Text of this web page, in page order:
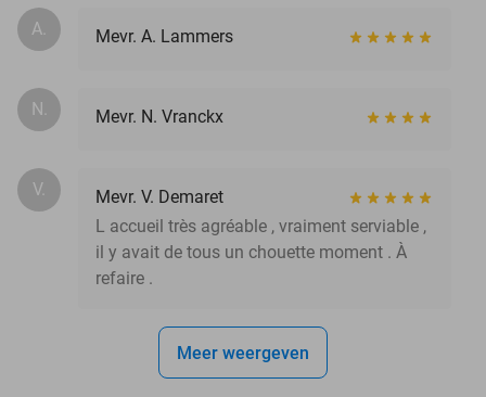
A. Mevr. A. Lammers
N. Mevr. N. Vranckx
V.
Mevr. V. Demaret
L accueil très agréable , vraiment serviable ,
il y avait de tous un chouette moment . À
refaire .
Meer weergeven